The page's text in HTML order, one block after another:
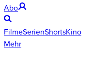
Abo
FilmeSerienShortsKino
Mehr